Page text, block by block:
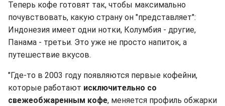
Теперь кофе готовят так, чтобы максимально
почувствовать, какую страну он "представляет":
Индонезия имеет одни нотки, Колумбия - другие,
Панама - третьи. Это уже не просто напиток, а
путешествие вкусов.
"Где-то в 2003 году появляются первые кофейни,
которые работают исключительно со
свежеобжаренным кофе, меняется профиль обжарки